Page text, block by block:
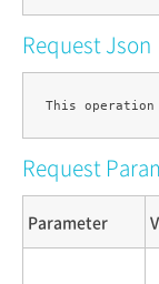
Request Json
Request
Parameter